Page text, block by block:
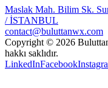
Maslak Mah. Bilim Sk.
/ İSTANBUL
contact@buluttanwx.com
Copyright © 2026
hakkı saklıdır.
LinkedInFacebook